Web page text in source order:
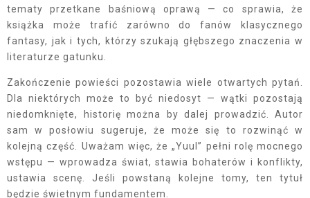
tematy przetkane baśniową oprawą — co sprawia, że
książka może trafić zarówno do fanów klasycznego
fantasy, jak i tych, którzy szukają głębszego znaczenia w
literaturze gatunku.
Zakończenie powieści pozostawia wiele otwartych pytań.
Dla niektórych może to być niedosyt — wątki pozostają
niedomknięte, historię można by dalej prowadzić. Autor
sam w posłowiu sugeruje, że może się to rozwinąć w
kolejną część. Uważam więc, że „Yuul” pełni rolę mocnego
wstępu — wprowadza świat, stawia bohaterów i konflikty,
ustawia scenę. Jeśli powstaną kolejne tomy, ten tytuł
będzie świetnym fundamentem.